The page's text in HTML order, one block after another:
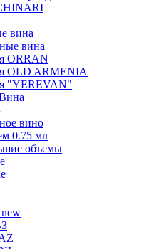
вина
вина
ORRAN
OLD ARMENIA
"YEREVAN"
вино
0.75 мл
объемы